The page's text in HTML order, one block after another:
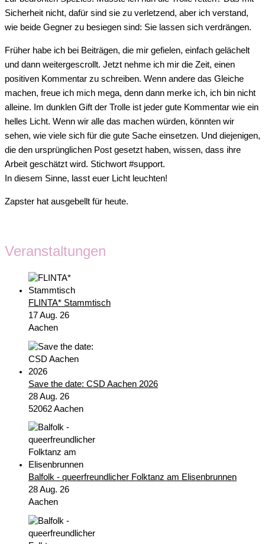
Sicherheit nicht, dafür sind sie zu verletzend, aber ich verstand,
wie beide Gegner zu besiegen sind: Sie lassen sich verdrängen.
Früher habe ich bei Beiträgen, die mir gefielen, einfach gelächelt
und dann weitergescrollt. Jetzt nehme ich mir die Zeit, einen
positiven Kommentar zu schreiben. Wenn andere das Gleiche
machen, freue ich mich mega, denn dann merke ich, ich bin nicht
alleine. Im dunklen Gift der Trolle ist jeder gute Kommentar wie ein
helles Licht. Wenn wir alle das machen würden, könnten wir
sehen, wie viele sich für die gute Sache einsetzen. Und diejenigen,
die den ursprünglichen Post gesetzt haben, wissen, dass ihre
Arbeit geschätzt wird. Stichwort #support.
In diesem Sinne, lasst euer Licht leuchten!
Zapster hat ausgebellt für heute.
Veranstaltungen
FLINTA* Stammtisch
17 Aug. 26
Aachen
Save the date: CSD Aachen 2026
28 Aug. 26
52062 Aachen
Balfolk - queerfreundlicher Folktanz am Elisenbrunnen
28 Aug. 26
Aachen